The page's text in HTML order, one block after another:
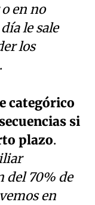
en no
le sale
los
categórico
si
plazo.
del 70% de
en